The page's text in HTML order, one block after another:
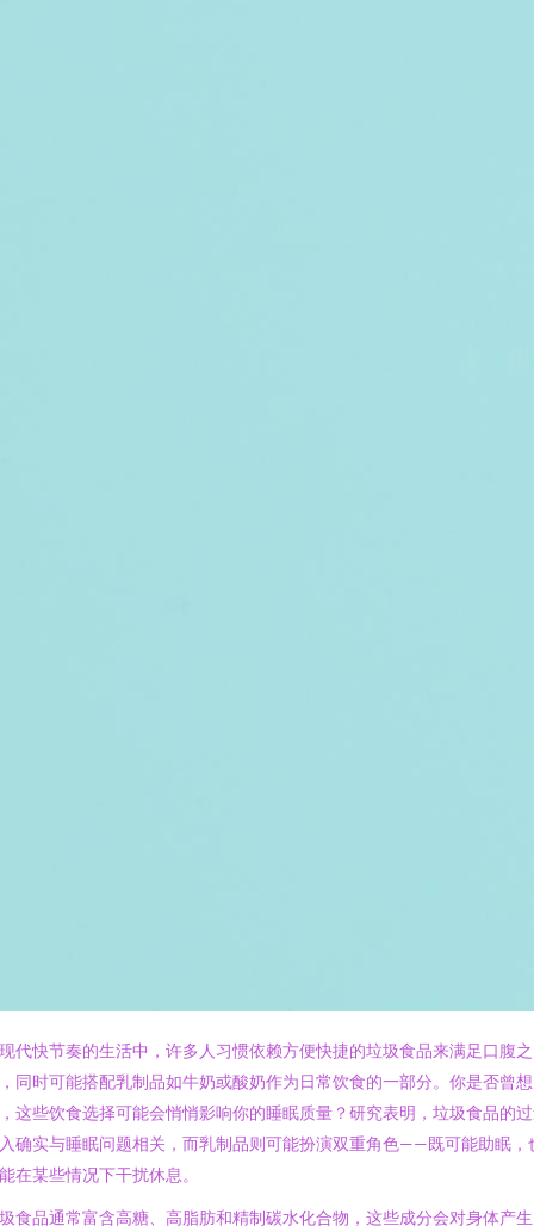
代快节奏的生活中，许多人习惯依赖方便快捷的垃圾食品来满足口腹之
同时可能搭配乳制品如牛奶或酸奶作为日常饮食的一部分。你是否曾想
这些饮食选择可能会悄悄影响你的睡眠质量？研究表明，垃圾食品的
确实与睡眠问题相关，而乳制品则可能扮演双重角色——既可能助眠，
在某些情况下干扰休息。
食品通常富含高糖、高脂肪和精制碳水化合物，这些成分会对身体产